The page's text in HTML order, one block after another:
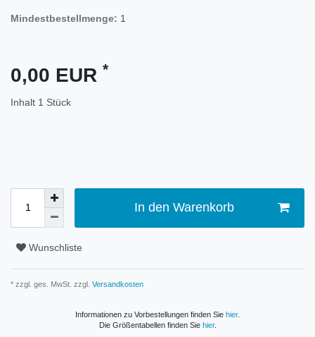
Mindestbestellmenge: 1
0,00 EUR *
Inhalt 1 Stück
In den Warenkorb
Wunschliste
* zzgl. ges. MwSt. zzgl. Versandkosten
Informationen zu Vorbestellungen finden Sie hier.
Die Größentabellen finden Sie hier.